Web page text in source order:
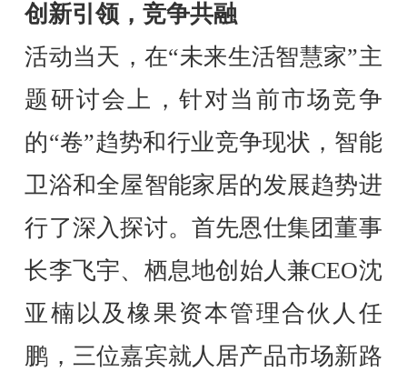
创新引领，竞争共融
活动当天，在“未来生活智慧家”主
题研讨会上，针对当前市场竞争
的“卷”趋势和行业竞争现状，智能
卫浴和全屋智能家居的发展趋势进
行了深入探讨。首先恩仕集团董事
长李飞宇、栖息地创始人兼CEO沈
亚楠以及橡果资本管理合伙人任
鹏，三位嘉宾就人居产品市场新路